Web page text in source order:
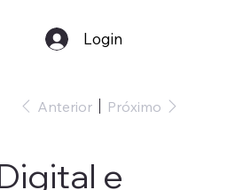
Login
Anterior Próximo
e